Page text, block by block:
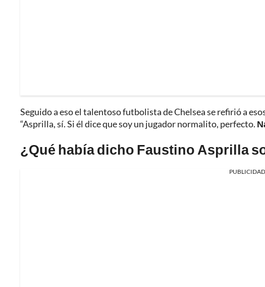
Seguido a eso el talentoso futbolista de Chelsea se refirió a
“Asprilla, sí. Si él dice que soy un jugador normalito, perfecto.
¿Qué había dicho Faustino Asprilla
PUBLICIDAD